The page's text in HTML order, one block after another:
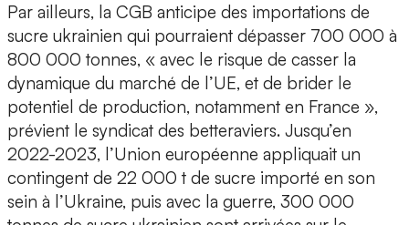
Par ailleurs, la CGB anticipe des importations de
sucre ukrainien qui pourraient dépasser 700 000 à
800 000 tonnes, « avec le risque de casser la
dynamique du marché de l’UE, et de brider le
potentiel de production, notamment en France »,
prévient le syndicat des betteraviers. Jusqu’en
2022-2023, l’Union européenne appliquait un
contingent de 22 000 t de sucre importé en son
sein à l’Ukraine, puis avec la guerre, 300 000